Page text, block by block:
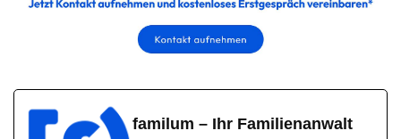
familum – Ihr Familienanwalt